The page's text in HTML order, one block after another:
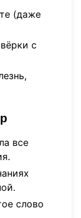
(даже
с
все
слово